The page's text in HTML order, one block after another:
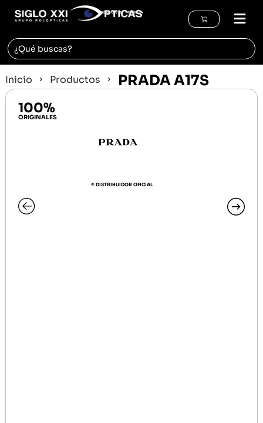
REGIÓN DE MURCIA
Inicio Productos PRADA A17S
100%
ORIGINALES
© DISTRIBUIDOR OFICIAL